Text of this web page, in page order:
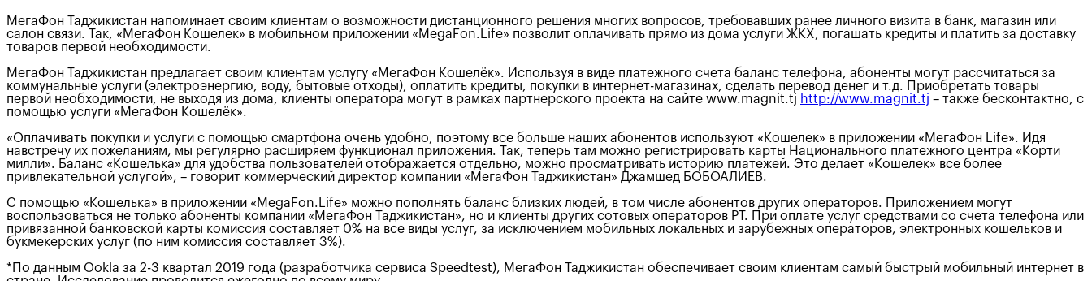
МегаФон Таджикистан напоминает своим клиентам о возможности дистанционного решения многих вопросов, требовавших ранее личного визита в банк, магазин или
салон связи. Так, «МегаФон Кошелек» в мобильном приложении «MegaFon.Life» позволит оплачивать прямо из дома услуги ЖКХ, погашать кредиты и платить за доставку
товаров первой необходимости.
МегаФон Таджикистан предлагает своим клиентам услугу «МегаФон Кошелёк». Используя в виде платежного счета баланс телефона, абоненты могут рассчитаться за
коммунальные услуги (электроэнергию, воду, бытовые отходы), оплатить кредиты, покупки в интернет-магазинах, сделать перевод денег и т.д. Приобретать товары
первой необходимости, не выходя из дома, клиенты оператора могут в рамках партнерского проекта на сайте www.magnit.tj http://www.magnit.tj – также бесконтактно, с
помощью услуги «МегаФон Кошелёк».
«Оплачивать покупки и услуги с помощью смартфона очень удобно, поэтому все больше наших абонентов используют «Кошелек» в приложении «МегаФон Life». Идя
навстречу их пожеланиям, мы регулярно расширяем функционал приложения. Так, теперь там можно регистрировать карты Национального платежного центра «Корти
милли». Баланс «Кошелька» для удобства пользователей отображается отдельно, можно просматривать историю платежей. Это делает «Кошелек» все более
привлекательной услугой», – говорит коммерческий директор компании «МегаФон Таджикистан» Джамшед БОБОАЛИЕВ.
С помощью «Кошелька» в приложении «MegaFon.Life» можно пополнять баланс близких людей, в том числе абонентов других операторов. Приложением могут
воспользоваться не только абоненты компании «МегаФон Таджикистан», но и клиенты других сотовых операторов РТ. При оплате услуг средствами со счета телефона или
привязанной банковской карты комиссия составляет 0% на все виды услуг, за исключением мобильных локальных и зарубежных операторов, электронных кошельков и
букмекерских услуг (по ним комиссия составляет 3%).
*По данным Ookla за 2-3 квартал 2019 года (разработчика сервиса Speedtest), МегаФон Таджикистан обеспечивает своим клиентам самый быстрый мобильный интернет в